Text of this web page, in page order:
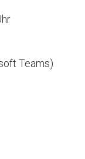
Teams)